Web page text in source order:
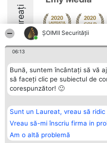
ȘOIMII Securității
06:13
Bună, suntem încântați să vă
să faceți clic pe subiectul de
corespunzător! 🙂
Sunt un Laureat, vreau să
Vreau să-mi înscriu firma in
Am o altă problemă
Laureați
Organizator Ranking
BRIGHT SOLUTIONS BR SRL
Aleea Timisul De Sus 2 Bl. A30
București
tel: +40 770 990 492
Lista
Reguli